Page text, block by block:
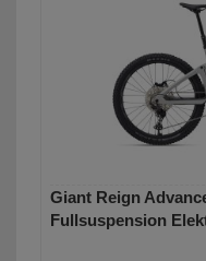
Giant Reign
Fullsuspension